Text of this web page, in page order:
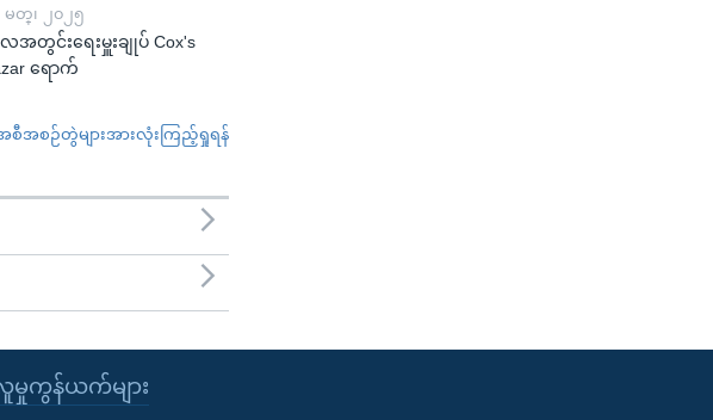
မတ္၊ ၂၀၂၅
အတွင်းရေးမှူးချုပ် Cox's
ရောက်
စီအစဉ်တွဲများအားလုံးကြည့်ရှုရန်
ကွန်ယက်များ